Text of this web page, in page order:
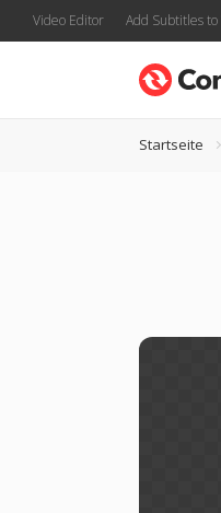
Video Editor Add Subtitles to
Startseite